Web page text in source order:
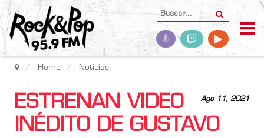
Home Noticias
Ago 11, 2021
ESTRENAN VIDEO
INÉDITO DE GUSTAVO